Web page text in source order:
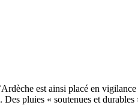
est ainsi placé en
Des pluies « soutenues et